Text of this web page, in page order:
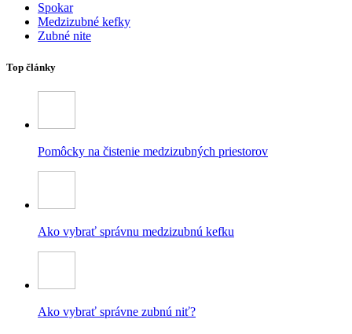
Spokar
Medzizubné kefky
Zubné nite
Top články
Pomôcky na čistenie medzizubných priestorov
Ako vybrať správnu medzizubnú kefku
Ako vybrať správne zubnú niť?